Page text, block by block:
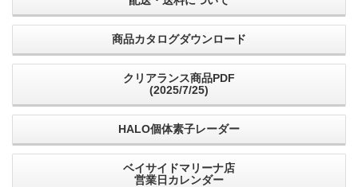
商品カタログダウンロード
クリアランス商品PDF
(2025/7/25)
HALO個体素子レーダー
ベイサイドマリーナ店
営業日カレンダー